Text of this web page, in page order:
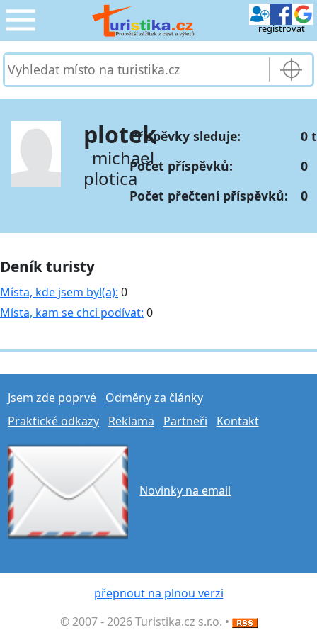
registrovat
CESTOVÁNÍ
SLUŽBY & DOPRAVA ›
PRO TURISTY ›
MOJE TURISTIKA ›
plotek
michael
plotica
Příspěvky sleduje:
0
Počet příspěvků:
0
Počet přečtení příspěvků:
0
Deník turisty
Místa, kde jsem byl(a): 0
Místa, kam se chci podívat: 0
Jsem zde poprvé
Odměny za články
Praktické odkazy
Reklama Partneři Kontakt
Novinky na email
přepnout na plnou verzi
© 2007 - 2026 Turistika.cz s.r.o. •